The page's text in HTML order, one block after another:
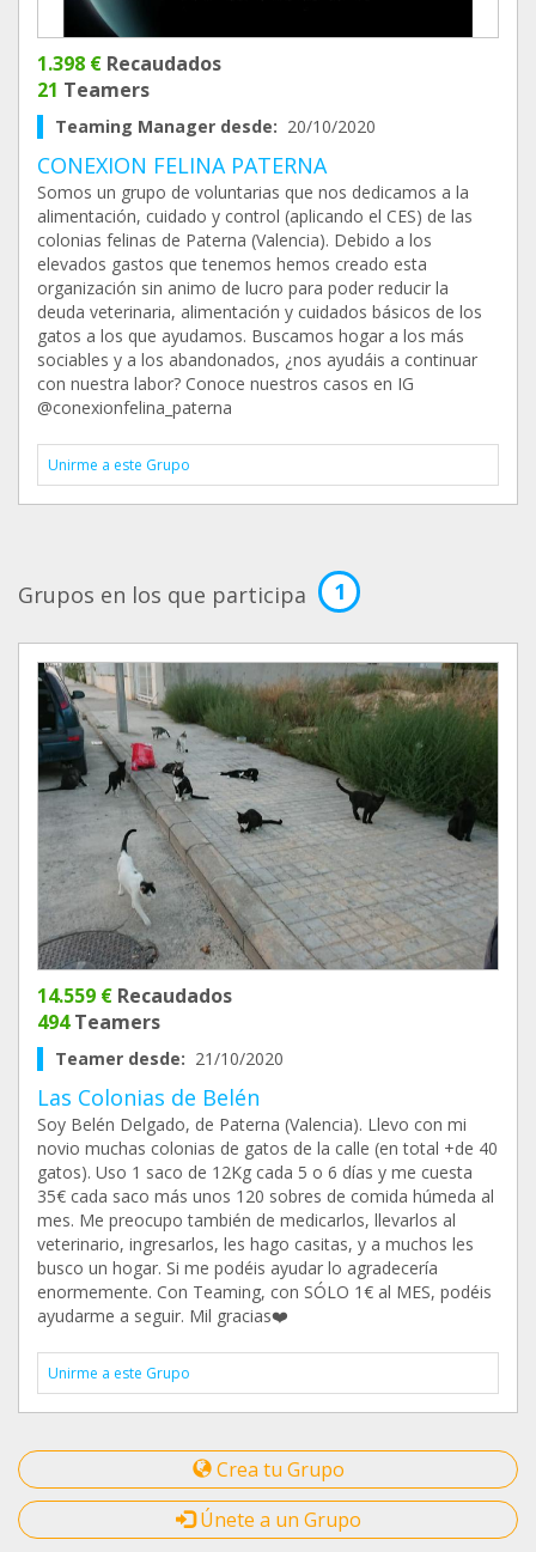
1.398 € Recaudados
21 Teamers
Teaming Manager desde: 20/10/2020
CONEXION FELINA PATERNA
Somos un grupo de voluntarias que nos dedicamos a la
alimentación, cuidado y control (aplicando el CES) de las
colonias felinas de Paterna (Valencia). Debido a los
elevados gastos que tenemos hemos creado esta
organización sin animo de lucro para poder reducir la
deuda veterinaria, alimentación y cuidados básicos de los
gatos a los que ayudamos. Buscamos hogar a los más
sociables y a los abandonados, ¿nos ayudáis a continuar
con nuestra labor? Conoce nuestros casos en IG
@conexionfelina_paterna
Unirme a este Grupo
Grupos en los que participa 1
14.559 € Recaudados
494Teamers
Teamer desde: 21/10/2020
Las Colonias de Belén
Soy Belén Delgado, de Paterna (Valencia). Llevo con mi
novio muchas colonias de gatos de la calle (en total +de 40
gatos). Uso 1 saco de 12Kg cada 5 o 6 días y me cuesta
35€ cada saco más unos 120 sobres de comida húmeda al
mes. Me preocupo también de medicarlos, llevarlos al
veterinario, ingresarlos, les hago casitas, y a muchos les
busco un hogar. Si me podéis ayudar lo agradecería
enormemente. Con Teaming, con SÓLO 1€ al MES, podéis
ayudarme a seguir. Mil gracias❤️
Unirme a este Grupo
Crea tu Grupo
Únete a un Grupo